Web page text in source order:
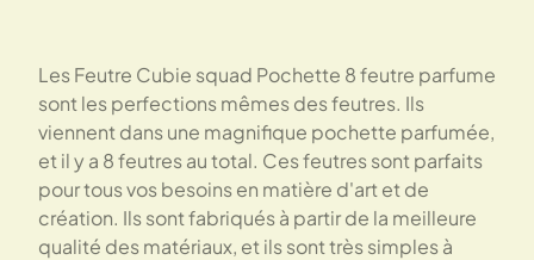
Les Feutre Cubie squad Pochette 8 feutre parfume
sont les perfections mêmes des feutres. Ils
viennent dans une magnifique pochette parfumée,
et il y a 8 feutres au total. Ces feutres sont parfaits
pour tous vos besoins en matière d'art et de
création. Ils sont fabriqués à partir de la meilleure
qualité des matériaux, et ils sont très simples à